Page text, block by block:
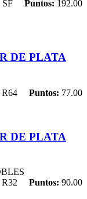
SF Puntos: 192.00
DE PLATA
R64 Puntos: 77.00
DE PLATA
R32
Puntos: 90.00